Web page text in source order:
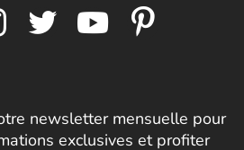
newsletter mensuelle pour
exclusives et profiter